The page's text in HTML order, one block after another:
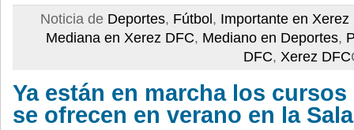
Noticia de Deportes, Fútbol , Importante en Xerez
Mediana en Xerez DFC, Mediano en Deportes,
DFC, Xerez DFC
Ya están en marcha los
se ofrecen en verano en la